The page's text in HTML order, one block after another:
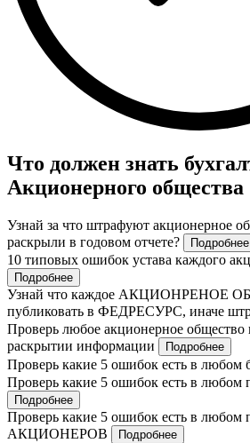
Что должен знать
Акционерного общества
Узнай за что штрафуют акционерное
раскрыли в годовом отчете?
Подробнее
10 типовых ошибок устава каждого
Подробнее
Узнай что каждое АКЦИОНРЕНОЕ
публиковать в ФЕДРЕСУРС, иначе
Проверь любое акционерное
раскрытии информации
Подробнее
Проверь какие 5 ошибок есть в любом
Проверь какие 5 ошибок есть в любом
Подробнее
Проверь какие 5 ошибок есть в любом
АКЦИОНЕРОВ
Подробнее